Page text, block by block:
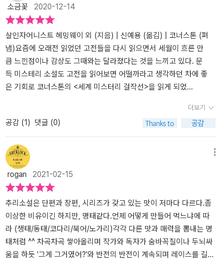
그의 아내 그리고 시계', 급행열차 안에서 숨진 부부의 범인을 찾는
'급행열차 안의 수수께끼' 등 다양한 느낌의 미스터리 단편을 만날 수
있다. 재밌게 읽히는 내용이 있는가 하면 쉽게 이해가 안 되는 부분도
있었지만 매력 있는 작가를 찾아냈다는데 만족스러운 세계 미스터리
걸작선 <살인자 외>였다.​​​​ 출판사로부터 도서를 제공받았습니다.
속에는 누군가를 쫓는 사람들이 등장하는데, 그들이 갱단의 멤버인지
아니면 형사들인지 알길이 없다. 쫓기는 자도 알 수 없는 이유로 쫓기
고 있는데 저자는 도무지 소설의 그림을 그려주지 않는다. 모든 것은
독자들의 머리 속에 있다!! 쫓고 쫓기는 자들의 다급함만 드러나는 매
우 드라이한 하드 보일드 소설이었다. 여운이 짙게 남는다.​1편에서 재
미있게 읽었던 작품은 바로 [ 바닥 없는 우물 ] 이다. 이 이야기는 바
닥 없는 우물가 근처에서 갑작스럽게 변사체로 발견된 영국군 총 사
경의 젊은 아내와 내연 관계를 가진 것으로 의심되는 보일 대위와 바
닥이 없는 우물까지 동행했다가 갑자기 몸이 경직되면서 쓰러진 헤이
스팅스 경. 그에게 과연 무슨 일이 벌어진 것일까? 친구인 그레인과
혼 피셔 간의 추리 경쟁이 돋보이고 마지막 반전이 기가 막혔던 단편
이다.​세계 미스터리 걸작선 2편 [ 모래시계 외 ] 에서 인상 깊었던 작
품은 우선 도르 던세이니 작가의 [ 두 개의 양념병 ] 이었다. 런던에
살고 있는 양념 외판원 스메더스는 넘누모라는 짭짤한 양념을 이쪽
저쪽으로 팔러다닌다. 스메더스는 런던이라는 대도시의 비싼 집세를
감당 못해서 린리라는 이름의 룸메이트와 동거하게 된다. 시간을 두
고 지켜본 결과, 린리가 매우 뛰어난 직관력의 소유자라는 사실을 알
게 되는 스메더스. 자신이 알게 된 한 미스터리한 사건에 대한 조언을
그에게서 구하고자 한다.​​사건인 즉슨, 영국의 언지라는 곳에 넘누모
소금꽃 2020-12-14
살인자어니스트 헤밍웨이 외 (지음) | 신예용 (옮김) | 코너스톤 (펴
냄)​​요즘에 오래전 읽었던 고전들을 다시 읽으면서 세월이 흐른 만
큼 느낀점이나 감상도 그때와는 달라졌다는 것을 느끼고 있다. 문
득 미스테리 소설도 고전을 읽어보면 어떨까라고 생각하던 차에 좋
은 기회로 코너스톤의 <세계 미스터리 걸작선>을 읽게 되었
과 바다'를 쓴 헤밍웨이가 미스테니 소설을 썼다는 것은 나로서는 금
시초문이었다. 미스테리 장르 안에서도 하드보일드 분위기의 작품이
라고 하는데 작가에 대한 기대가 너무 컸던 때문이었는지 다른 단편
들의 대표로 책 제목까지 갈 정도는 개인적으로 기대에 미치지 못했
지만 헤밍웨이가 미스테리 소설을 썼다는 의외의 발견은 신선했다.​<
세계 미스터리 걸작선>의 첫번째 단편 '스터들리 농장의 공포'. 나
는 이 첫번째 단편이 가장 재미있었다.의사를 찾아 온 젊은 부인의 부
탁으로 방문하게 된 스터들리 농장에서의 미스테리.아내의 집착에
서 비롯된 사건을 추리해 나가는 핼리팩스. (의사가 이렇게 추리를 잘
해도 되는거임?)죽음은 받아들이면서 남겨질 남편의 불분명한 재
혼 가능성에 공포를 이용한 살인을 꿈꾸는 아내는 자기 꾀에 자기
가 넘어갔다. 그녀의 남편에 대한 집착은 사랑일까, 비뚤어진 이기심
더보기
공감 (1) 댓글 (0)
rogan 2021-02-15
추리소설은 단편과 장편, 시리즈가 갖고 있는 맛이 저마다 다르다.좀
이상한 비유이긴 하지만, 명태같다.언제 어떻게 만들어 먹느냐에 따
라 (생태/동태/코다리/북어/노가리)각각 다른 맛과 매력을 뽐내는 명
태처럼 ^^ 차곡차곡 쌓아올리며 작가와 독자가 숨바꼭질이나 두뇌싸
움을 하듯 '그게 그거였어?'와 반전의 반전이 계속되며 레이스를 길게